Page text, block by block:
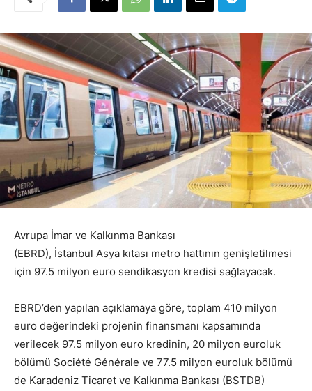
Avrupa İmar ve Kalkınma Bankası
(EBRD), İstanbul Asya kıtası metro hattının genişletilmesi
için 97.5 milyon euro sendikasyon kredisi sağlayacak.
EBRD’den yapılan açıklamaya göre, toplam 410 milyon
euro değerindeki projenin finansmanı kapsamında
verilecek 97.5 milyon euro kredinin, 20 milyon euroluk
bölümü Société Générale ve 77.5 milyon euroluk bölümü
de Karadeniz Ticaret ve Kalkınma Bankası (BSTDB)